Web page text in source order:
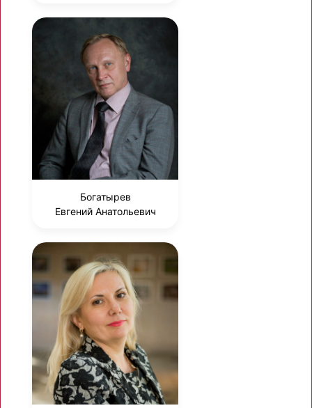
Богатырев
Евгений Анатольевич